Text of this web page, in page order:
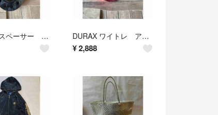
ホイールスペーサー 5穴 ブラック 3枚 DURAX ワイトレ アルマイトレッド 30ミリ 1枚
¥2,888